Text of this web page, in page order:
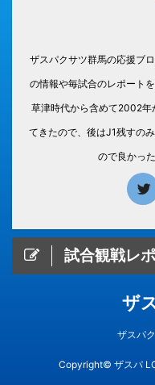
ザスパクサツ群馬の応援ブ
の情報や毎試合のレポート
草津時代から含めて2002
てきたので、後はJ1残すの
ので良かっ
試合観戦レ
ザ
ザスパ
Copyright© ザスパ